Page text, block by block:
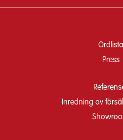
Ordlista
Press
Inredning av